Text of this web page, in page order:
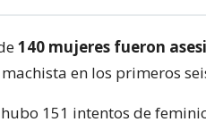
140 mujeres fueron
en los primeros
151 intentos de